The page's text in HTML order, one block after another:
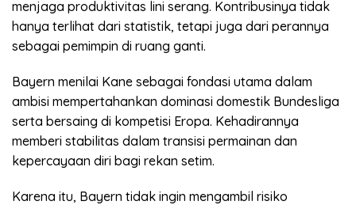
menjaga produktivitas lini serang. Kontribusinya tidak
hanya terlihat dari statistik, tetapi juga dari perannya
sebagai pemimpin di ruang ganti.
Bayern menilai Kane sebagai fondasi utama dalam
ambisi mempertahankan dominasi domestik Bundesliga
serta bersaing di kompetisi Eropa. Kehadirannya
memberi stabilitas dalam transisi permainan dan
kepercayaan diri bagi rekan setim.
Karena itu, Bayern tidak ingin mengambil risiko